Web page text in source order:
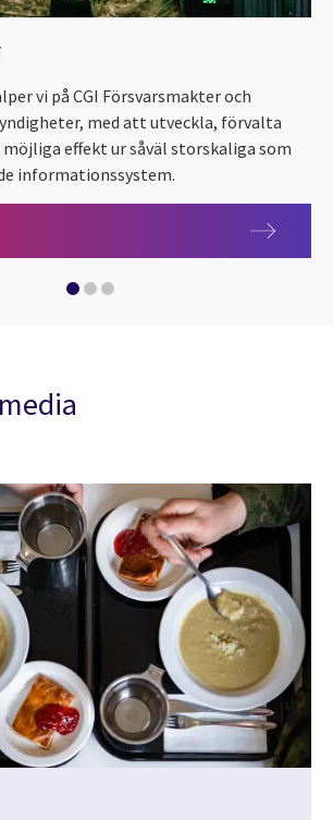
vi på CGI Försvarsmakter och
med att utveckla, förvalta
effekt ur såväl storskaliga som
informationssystem.